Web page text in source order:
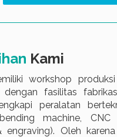
Kami
workshop
dengan fasilitas
peralatan
machine, CNC
engraving). Oleh